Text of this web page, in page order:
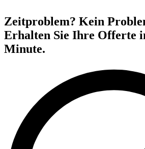
Zeitproblem? Kein
Erhalten Sie Ihre Offerte
Minute.